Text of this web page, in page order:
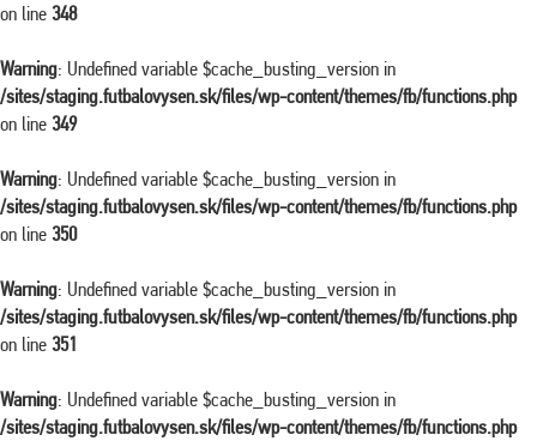
on line 348
Warning: Undefined variable $cache_busting_version in
/sites/staging.futbalovysen.sk/files/wp-content/themes/fb/functions.php
on line 349
Warning: Undefined variable $cache_busting_version in
/sites/staging.futbalovysen.sk/files/wp-content/themes/fb/functions.php
on line 350
Warning: Undefined variable $cache_busting_version in
/sites/staging.futbalovysen.sk/files/wp-content/themes/fb/functions.php
on line 351
Warning: Undefined variable $cache_busting_version in
/sites/staging.futbalovysen.sk/files/wp-content/themes/fb/functions.php